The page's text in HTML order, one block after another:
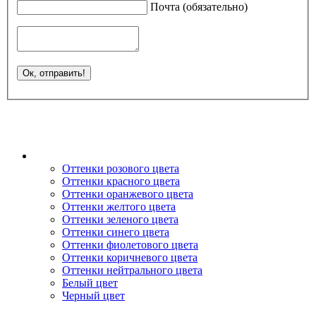
Почта (обязательно)
Оттенки розового цвета
Оттенки красного цвета
Оттенки оранжевого цвета
Оттенки желтого цвета
Оттенки зеленого цвета
Оттенки синего цвета
Оттенки фиолетового цвета
Оттенки коричневого цвета
Оттенки нейтрального цвета
Белый цвет
Черный цвет